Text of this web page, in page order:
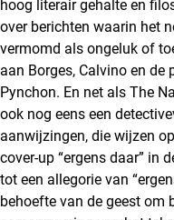
hoog literair gehalte en
over berichten waarin het
vermomd als ongeluk of
aan Borges, Calvino en
Pynchon. En net als The
ook nog eens een
aanwijzingen, die wijzen
cover-up “ergens daar” in
tot een allegorie van
behoefte van de geest om